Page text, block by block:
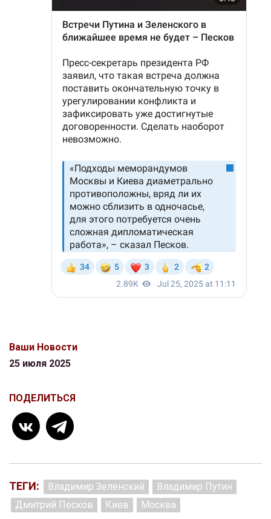
Ваши Новости
25 июля 2025
ПОДЕЛИТЬСЯ
ТЕГИ: Владимир Зеленский
Владимир Путин
Дмитрий Песков
Киев Москва